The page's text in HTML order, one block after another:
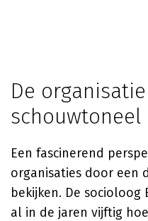
De
schouwtoneel
Een fascinerend
organisaties door een
bekijken. De socioloog
al in de jaren vijftig